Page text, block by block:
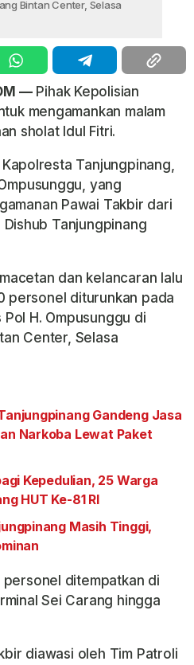
Bintan Center, Selasa
—Pihak Kepolisian
mengamankan malam
sholat Idul Fitri.
Tanjungpinang,
yang
Pawai Takbir dari
Dishub Tanjungpinang
dan kelancaran lalu
personel diturunkan pada
Pol H. Ompusunggu di
Center, Selasa
Gandeng Jasa
Narkoba Lewat Paket
Kepedulian, 25 Warga
HUT Ke-81 RI
Masih Tinggi,
personel ditempatkan di
Sei Carang hingga
diawasi oleh Tim Patroli